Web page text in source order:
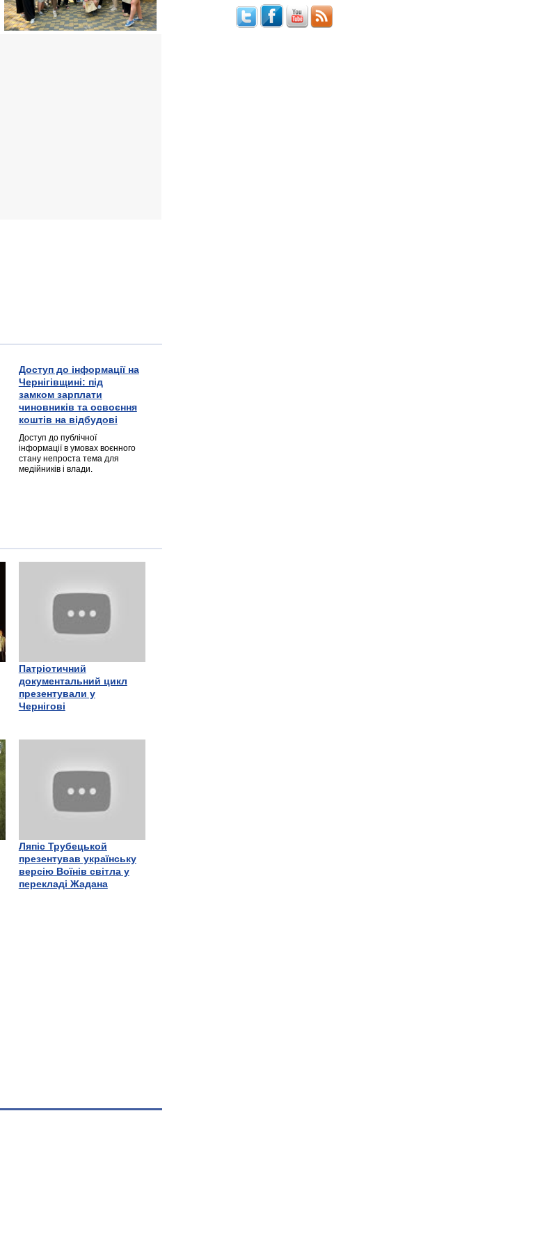
Доступ до інформації на
Чернігівщині: під
замком зарплати
чиновників та освоєння
коштів на відбудові
Доступ до публічної
інформації в умовах воєнного
стану непроста тема для
медійників і влади.
Патріотичний
документальний цикл
презентували у
Чернігові
Ляпіс Трубецькой
презентував українську
версію Воїнів світла у
перекладі Жадана